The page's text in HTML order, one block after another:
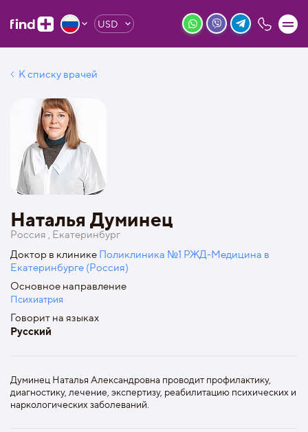
USD
К списку врачей
Наталья Думинец
Россия , Екатеринбург
Доктор в клинике Поликлиника №1 РЖД-Медицина в
Екатеринбурге (Россия)
Основное направление
Психиатрия
Говорит на языках
Русский
Думинец Наталья Александровна проводит профилактику,
диагностику, лечение, экспертизу, реабилитацию психических и
наркологических заболеваний.